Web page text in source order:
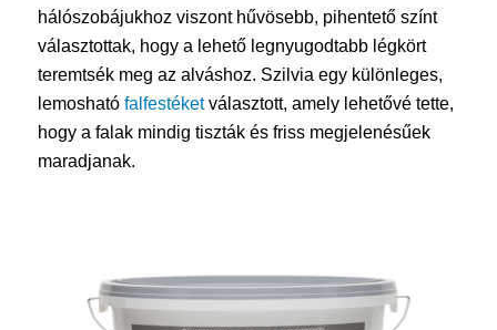
hálószobájukhoz viszont hűvösebb, pihentető színt
választottak, hogy a lehető legnyugodtabb légkört
teremtsék meg az alváshoz. Szilvia egy különleges,
lemosható falfestéketválasztott, amely lehetővé tette,
hogy a falak mindig tiszták és friss megjelenésűek
maradjanak.